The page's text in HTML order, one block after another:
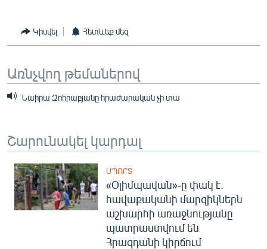
Կիսվել Հետևեք մեզ
Առնչվող թեմաներով
Նաիրա Զոհրաբյանը հրաժարական չի տա
Շարունակել կարդալ
ՍՊՈՐՏ
«Օլիմպավան»-ը փակ է.
հավաքականի մարզիկներն
աշխարհի առաջնությանը
պատրաստվում են
Հրազդանի կիրճում